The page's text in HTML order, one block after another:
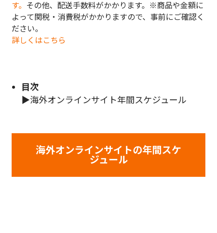
す。 その他、配送手数料がかかります。※商品や金額に
よって関税・消費税がかかりますので、事前にご確認く
ださい。
詳しくはこちら
目次
▶海外オンラインサイト年間スケジュール
海外オンラインサイトの年間スケ
ジュール